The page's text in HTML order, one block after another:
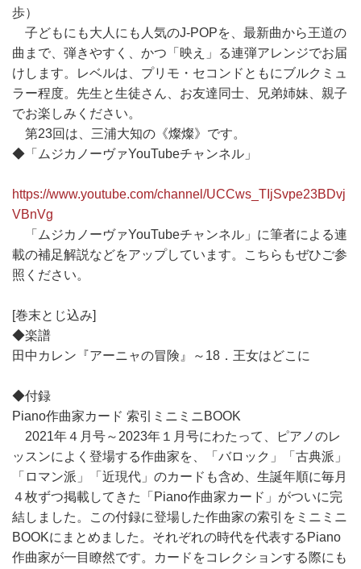
歩）
子どもにも大人にも人気のJ-POPを、最新曲から王道の
曲まで、弾きやすく、かつ「映え」る連弾アレンジでお届
けします。レベルは、プリモ・セコンドともにブルクミュ
ラー程度。先生と生徒さん、お友達同士、兄弟姉妹、親子
でお楽しみください。
第23回は、三浦大知の《燦燦》です。
◆「ムジカノーヴァYouTubeチャンネル」
https://www.youtube.com/channel/UCCws_TIjSvpe23BDvj
VBnVg
「ムジカノーヴァYouTubeチャンネル」に筆者による連
載の補足解説などをアップしています。こちらもぜひご参
照ください。
[巻末とじ込み]
◆楽譜
田中カレン『アーニャの冒険』～18．王女はどこに
◆付録
Piano作曲家カード 索引ミニミニBOOK
2021年４月号～2023年１月号にわたって、ピアノのレ
ッスンによく登場する作曲家を、「バロック」「古典派」
「ロマン派」「近現代」のカードも含め、生誕年順に毎月
４枚ずつ掲載してきた「Piano作曲家カード」がついに完
結しました。この付録に登場した作曲家の索引をミニミニ
BOOKにまとめました。それぞれの時代を代表するPiano
作曲家が一目瞭然です。カードをコレクションする際にも